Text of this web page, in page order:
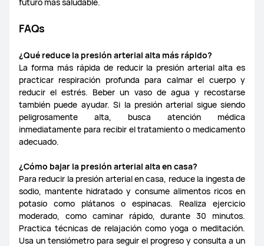
FAQs
¿Qué reduce la presión arterial alta más rápido?
La forma más rápida de reducir la presión arterial alta es
practicar respiración profunda para calmar el cuerpo y
reducir el estrés. Beber un vaso de agua y recostarse
también puede ayudar. Si la presión arterial sigue siendo
peligrosamente alta, busca atención médica
inmediatamente para recibir el tratamiento o medicamento
adecuado.
​¿Cómo bajar la presión arterial alta en casa?
Para reducir la presión arterial en casa, reduce la ingesta de
sodio, mantente hidratado y consume alimentos ricos en
potasio como plátanos o espinacas. Realiza ejercicio
moderado, como caminar rápido, durante 30 minutos.
Practica técnicas de relajación como yoga o meditación.
Usa un tensiómetro para seguir el progreso y consulta a un